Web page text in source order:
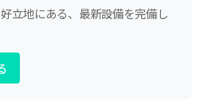
立地にある、最新設備を完備し